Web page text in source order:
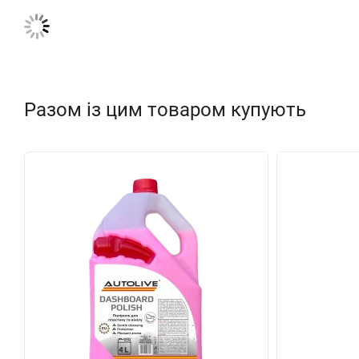
Разом із цим товаром купують